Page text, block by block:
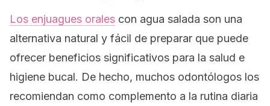
Los enjuagues orales con agua salada son una
alternativa natural y fácil de preparar que puede
ofrecer beneficios significativos para la salud e
higiene bucal. De hecho, muchos odontólogos los
recomiendan como complemento a la rutina diaria